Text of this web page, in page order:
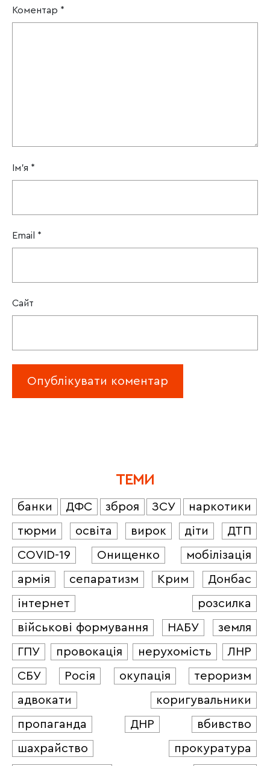
Коментар *
Ім'я *
Email *
Сайт
ТЕМИ
банки ДФС зброя ЗСУ
наркотики
тюрми
освіта вирок діти
ДТП
COVID-19
Онищенко
мобілізація
армія
сепаратизм Крим
Донбас
інтернет
розсилка
військові формування
НАБУ
земля
ГПУ
провокація нерухомість
ЛНР
СБУ
Росія окупація
тероризм
адвокати
коригувальники
пропаганда
ДНР
вбивство
шахрайство
прокуратура